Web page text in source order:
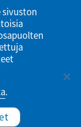
sivuston
.